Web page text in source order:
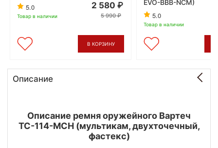
5.0
Товар в наличии
2 580
5 990
В КОРЗИНУ
EVO-BBB-NCM)
5.0
Товар в наличии
Описание
Описание ремня оружейного Вартеч
ТС-114-МСН (мультикам, двухточечный,
фастекс)